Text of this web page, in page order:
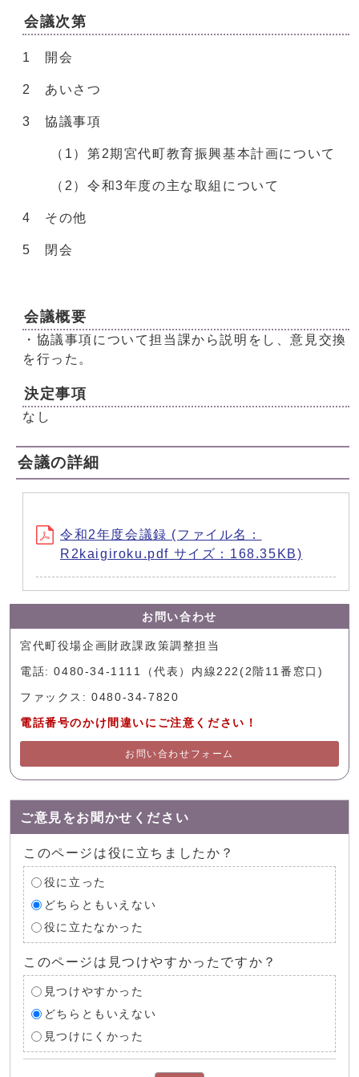
会議次第
1 開会
2 あいさつ
3 協議事項
（1）第2期宮代町教育振興基本計画について
（2）令和3年度の主な取組について
4 その他
5 閉会
会議概要
・協議事項について担当課から説明をし、意見交換
を行った。
決定事項
なし
会議の詳細
令和2年度会議録 (ファイル名：
R2kaigiroku.pdf サイズ：168.35KB)
お問い合わせ
宮代町役場企画財政課政策調整担当
電話: 0480-34-1111（代表）内線222(2階11番窓口)
ファックス: 0480-34-7820
電話番号のかけ間違いにご注意ください！
お問い合わせフォーム
ご意見をお聞かせください
このページは役に立ちましたか？
役に立った
どちらともいえない
役に立たなかった
このページは見つけやすかったですか？
見つけやすかった
どちらともいえない
見つけにくかった